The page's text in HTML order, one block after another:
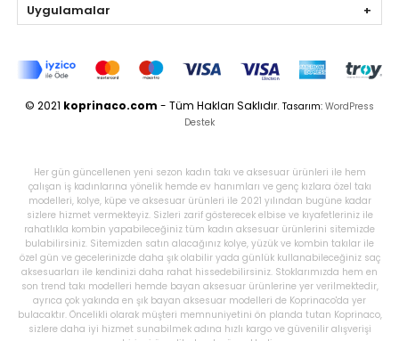
Uygulamalar
© 2021 koprinaco.com - Tüm Hakları Saklıdır. Tasarım: WordPress
Destek
Her gün güncellenen yeni sezon kadın takı ve aksesuar ürünleri ile hem
çalışan iş kadınlarına yönelik hemde ev hanımları ve genç kızlara özel takı
modelleri, kolye, küpe ve aksesuar ürünleri ile 2021 yılından bugüne kadar
sizlere hizmet vermekteyiz. Sizleri zarif gösterecek elbise ve kıyafetleriniz ile
rahatlıkla kombin yapabileceğiniz tüm kadın aksesuar ürünlerini sitemizde
bulabilirsiniz. Sitemizden satın alacağınız kolye, yüzük ve kombin takılar ile
özel gün ve gecelerinizde daha şık olabilir yada günlük kullanabileceğiniz saç
aksesuarları ile kendinizi daha rahat hissedebilirsiniz. Stoklarımızda hem en
son trend takı modelleri hemde bayan aksesuar ürünlerine yer verilmektedir,
ayrıca çok yakında en şık bayan aksesuar modelleri de Koprinaco'da yer
bulacaktır. Öncelikli olarak müşteri memnuniyetini ön planda tutan Koprinaco,
sizlere daha iyi hizmet sunabilmek adına hızlı kargo ve güvenilir alışverişi